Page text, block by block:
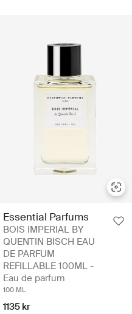
Essential Parfums
BOIS IMPERIAL BY
QUENTIN BISCH EAU
DE PARFUM
REFILLABLE 100ML -
Eau de parfum
100 ML
1135 kr